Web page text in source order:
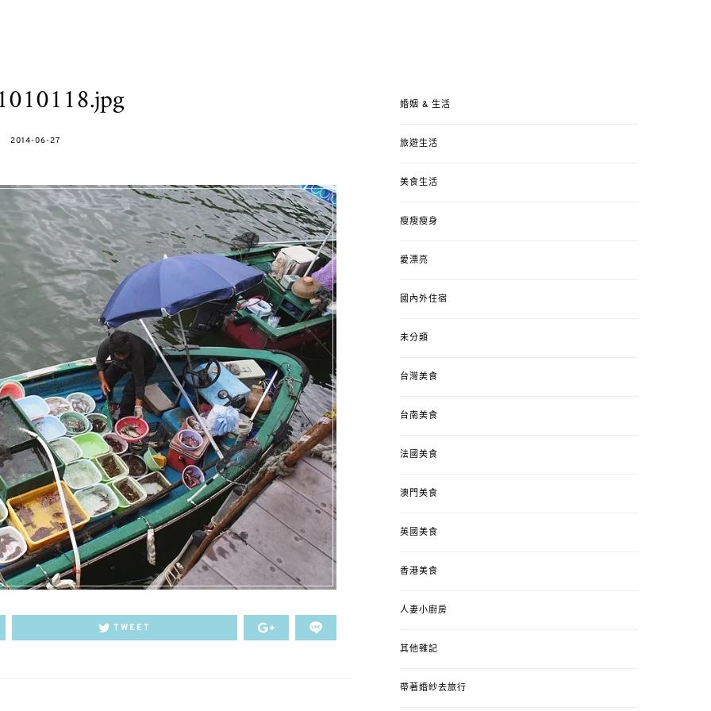
POSTED
2014-06-27
TWEET
婚姻 & 生活
旅遊生活
美食生活
瘦瘦瘦身
愛漂亮
國內外住宿
未分類
台灣美食
台南美食
法國美食
澳門美食
英國美食
香港美食
人妻小廚房
其他雜記
帶著婚紗去旅行